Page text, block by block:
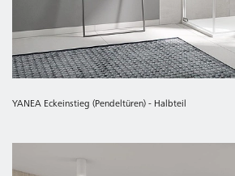
YANEA Eckeinstieg (Pendeltüren) - Halbteil